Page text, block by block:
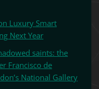
Luxury Smart
Next Year
saints: the
Francisco de
National Gallery